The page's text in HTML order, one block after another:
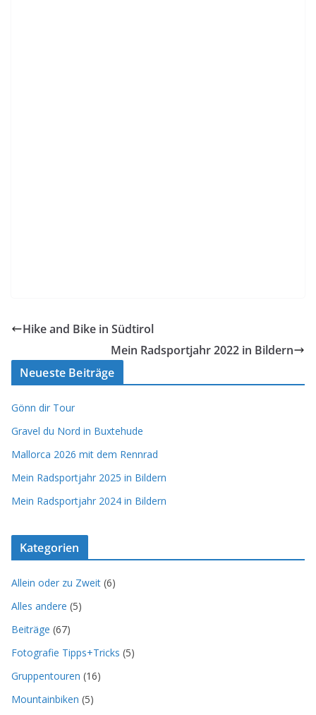
Hike and Bike in Südtirol
Mein Radsportjahr 2022 in Bildern
Neueste Beiträge
Gönn dir Tour
Gravel du Nord in Buxtehude
Mallorca 2026 mit dem Rennrad
Mein Radsportjahr 2025 in Bildern
Mein Radsportjahr 2024 in Bildern
Kategorien
Allein oder zu Zweit (6)
Alles andere (5)
Beiträge (67)
Fotografie Tipps+Tricks (5)
Gruppentouren (16)
Mountainbiken (5)